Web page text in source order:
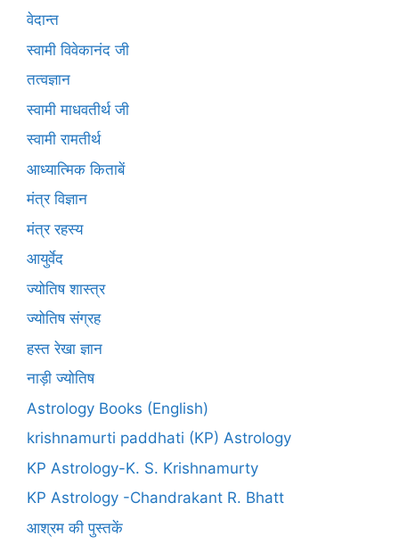
वेदान्त
स्वामी विवेकानंद जी
तत्वज्ञान
स्वामी माधवतीर्थ जी
स्वामी रामतीर्थ
आध्यात्मिक किताबें
मंत्र विज्ञान
मंत्र रहस्य
आयुर्वेद
ज्योतिष शास्त्र
ज्योतिष संग्रह
हस्त रेखा ज्ञान
नाड़ी ज्योतिष
Astrology Books (English)
krishnamurti paddhati (KP) Astrology
KP Astrology-K. S. Krishnamurty
KP Astrology -Chandrakant R. Bhatt
आश्रम की पुस्तकें